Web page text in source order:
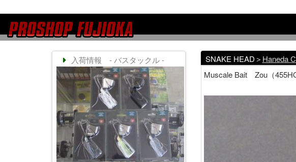
SNAKE HEAD＞ Haneda
Muscale Bait Zou（
入荷情報 - バスタックル -